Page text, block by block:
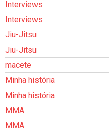
Interviews
Interviews
Jiu-Jitsu
Jiu-Jitsu
macete
Minha história
Minha história
MMA
MMA